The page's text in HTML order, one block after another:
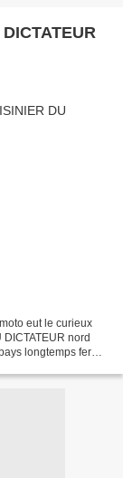
eut le curieux
nord
longtemps fermé